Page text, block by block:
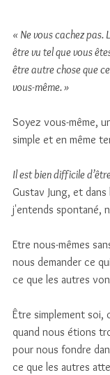
« Ne vous cachez pas.
être vu tel que vous
être autre chose que
vous-même. »
Soyez vous-même,
simple et en même
Il est bien difficile
Gustav Jung, et dans
j'entends spontané,
Etre nous-mêmes
nous demander ce
ce que les autres
Être simplement soi,
quand nous étions
pour nous fondre
ce que les autres